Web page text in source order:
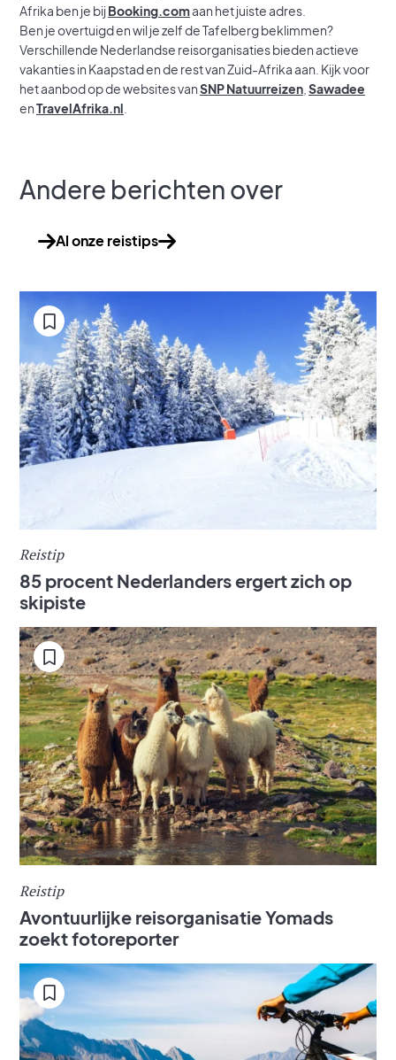
Afrika ben je bijBooking.comaan het juiste adres.
Ben je overtuigd en wil je zelf de Tafelberg beklimmen?
Verschillende Nederlandse reisorganisaties bieden actieve
vakanties in Kaapstad en de rest van Zuid-Afrika aan. Kijk voor
het aanbod op de websites vanSNP Natuurreizen Sawadee
enTravelAfrika.nl
Andere berichten over
Al onze reistips
Reistip
85 procent Nederlanders ergert zich op
skipiste
Reistip
Avontuurlijke reisorganisatie Yomads
zoekt fotoreporter